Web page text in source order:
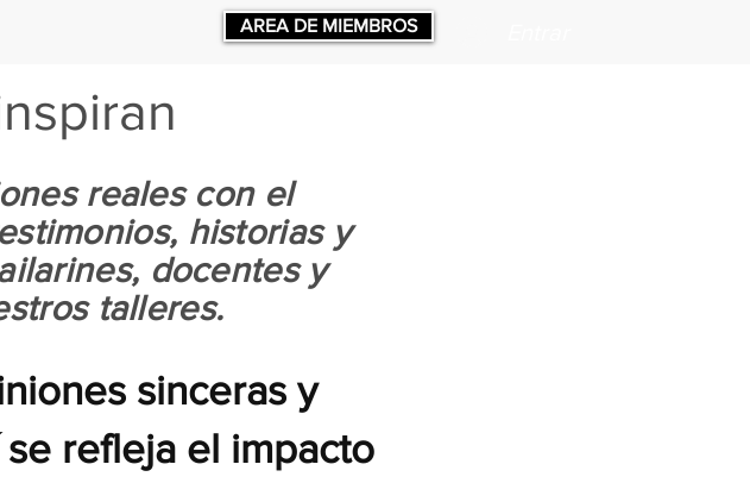
AREA DE MIEMBROS
reales con el
historias y
docentes y
talleres.
sinceras y
refleja el impacto